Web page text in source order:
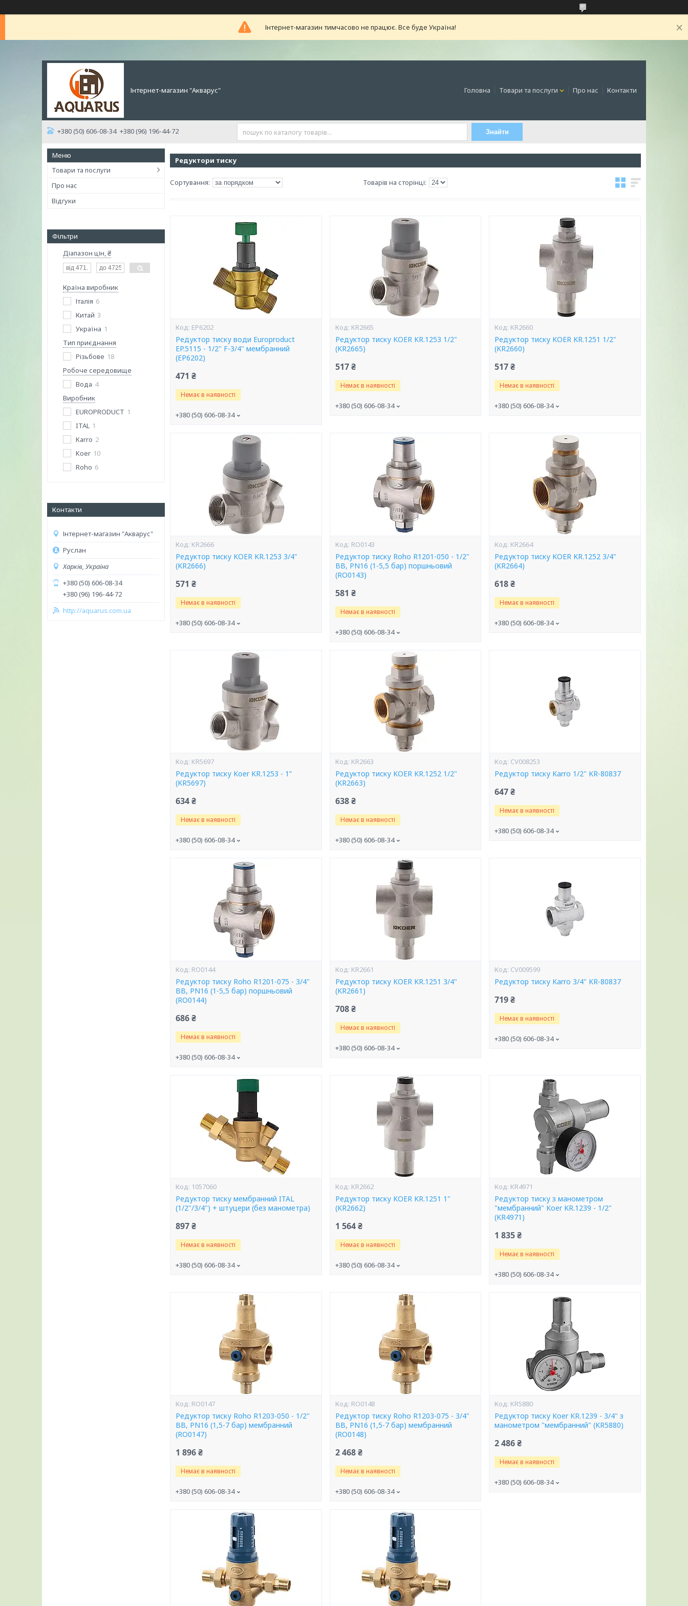
Інтернет-магазин тимчасово не працює. Все буде Україна!
Інтернет-магазин "Акварус" Головна Товари та послуги Про нас Контакти
+380 (50) 606-08-34 +380 (96) 196-44-72 Знайти
Товари та послуги
Про нас
Відгуки
Фільтри
Діапазон цін, ₴
Країна виробник
Італія 6
Китай 3
Україна 1
Тип приєднання
Різьбове 18
Робоче середовище
Вода 4
Виробник
EUROPRODUCT 1
ITAL 1
Karro 2
Koer 10
Roho 6
Контакти
Інтернет-магазин "Акварус"
Руслан
Харків, Україна
+380 (50) 606-08-34
+380 (96) 196-44-72
http://aquarus.com.ua
Редуктори тиску
EP6202
Редуктор тиску води Europroduct
EP.5115 - 1/2" F-3/4" мембранний
(EP6202)
471 ₴
Немає в наявності
+380 (50) 606-08-34
KR2665
Редуктор тиску KOER KR.1253 1/2"
(KR2665)
517 ₴
Немає в наявності
+380 (50) 606-08-34
KR2660
Редуктор тиску KOER KR.1251 1/2"
(KR2660)
517 ₴
Немає в наявності
+380 (50) 606-08-34
KR2666
Редуктор тиску KOER KR.1253 3/4"
(KR2666)
571 ₴
Немає в наявності
+380 (50) 606-08-34
RO0143
Редуктор тиску Roho R1201-050 - 1/2"
ВВ, PN16 (1-5,5 бар) поршньовий
(RO0143)
581 ₴
Немає в наявності
+380 (50) 606-08-34
KR2664
Редуктор тиску KOER KR.1252 3/4"
(KR2664)
618 ₴
Немає в наявності
+380 (50) 606-08-34
KR5697
Редуктор тиску Koer KR.1253 - 1”
(KR5697)
634 ₴
Немає в наявності
+380 (50) 606-08-34
KR2663
Редуктор тиску KOER KR.1252 1/2"
(KR2663)
638 ₴
Немає в наявності
+380 (50) 606-08-34
CV008253
Редуктор тиску Karro 1/2" KR-80837
647 ₴
Немає в наявності
+380 (50) 606-08-34
RO0144
Редуктор тиску Roho R1201-075 - 3/4"
ВВ, PN16 (1-5,5 бар) поршньовий
(RO0144)
686 ₴
Немає в наявності
+380 (50) 606-08-34
KR2661
Редуктор тиску KOER KR.1251 3/4"
(KR2661)
708 ₴
Немає в наявності
+380 (50) 606-08-34
CV009599
Редуктор тиску Karro 3/4" KR-80837
719 ₴
Немає в наявності
+380 (50) 606-08-34
1057060
Редуктор тиску мембранний ITAL
(1/2"/3/4") + штуцери (без манометра)
897 ₴
Немає в наявності
+380 (50) 606-08-34
KR2662
Редуктор тиску KOER KR.1251 1"
(KR2662)
1 564 ₴
Немає в наявності
+380 (50) 606-08-34
KR4971
Редуктор тиску з манометром
"мембранний" Koer KR.1239 - 1/2"
(KR4971)
1 835 ₴
Немає в наявності
+380 (50) 606-08-34
RO0147
Редуктор тиску Roho R1203-050 - 1/2"
ВВ, PN16 (1,5-7 бар) мембранний
(RO0147)
1 896 ₴
Немає в наявності
+380 (50) 606-08-34
RO0148
Редуктор тиску Roho R1203-075 - 3/4"
ВВ, PN16 (1,5-7 бар) мембранний
(RO0148)
2 468 ₴
Немає в наявності
+380 (50) 606-08-34
KR5880
Редуктор тиску Koer KR.1239 - 3/4" з
манометром "мембранний" (KR5880)
2 486 ₴
Немає в наявності
+380 (50) 606-08-34